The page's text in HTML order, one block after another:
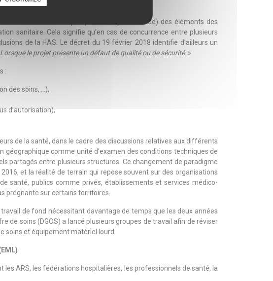
l’ARS de tenir compte (sans compétence liée) des éléments des
sanitaire. Cela signifie qu’en cas de concurrence entre plusieurs
de la HAS. Le décret du 19 février 2018 identifie d’ailleurs un
Lorsque le projet présente un défaut de qualité ou de sécurité. »
:
des soins, …),
d’autorisation),
de la santé, dans le cadre des discussions relatives aux différents
comme unité d’examen des conditions techniques de
partagés entre plusieurs structures. Ce changement de paradigme
et la réalité de terrain qui repose souvent sur des organisations
santé, publics comme privés, établissements et services médico-
prégnante sur certains territoires.
de fond nécessitant davantage de temps que les deux années
de soins (DGOS) a lancé plusieurs groupes de travail afin de réviser
soins et équipement matériel lourd.
ARS, les fédérations hospitalières, les professionnels de santé, la